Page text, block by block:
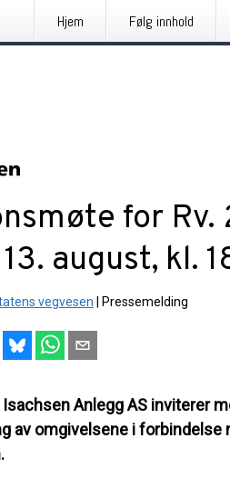
Hjem Følg innhold
for Rv.
august, kl.
vegvesen Pressemelding
Anlegg AS inviterer
av omgivelsene i forbindelse